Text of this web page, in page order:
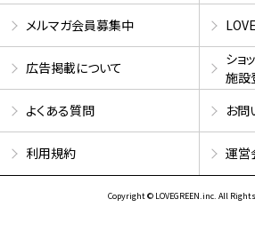
メルマガ会員募集中
広告掲載について
ショ
施設
よくある質問
お問
利用規約 運営
Copyright © LOVEGREEN.inc. All